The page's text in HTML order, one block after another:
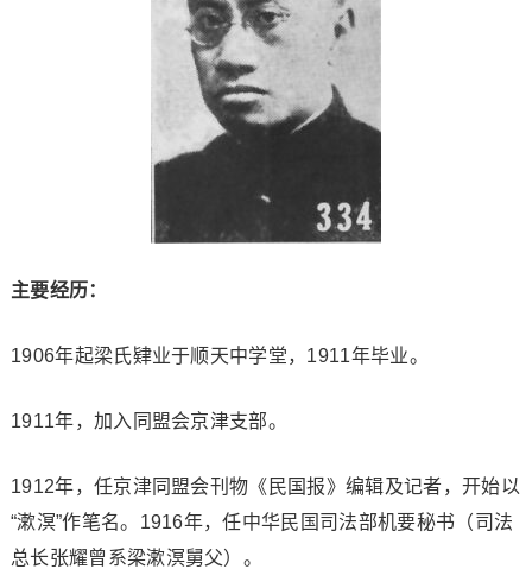
主要经历：
1906年起梁氏肄业于顺天中学堂，1911年毕业。
1911年，加入同盟会京津支部。
1912年，任京津同盟会刊物《民国报》编辑及记者，开始以
“漱溟”作笔名。1916年，任中华民国司法部机要秘书（司法
总长张耀曾系梁漱溟舅父）。